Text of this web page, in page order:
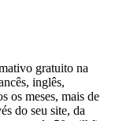
gratuito na
inglês,
os meses, mais de
do seu site, da